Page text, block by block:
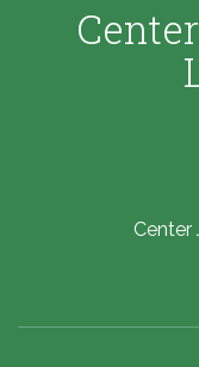
Center